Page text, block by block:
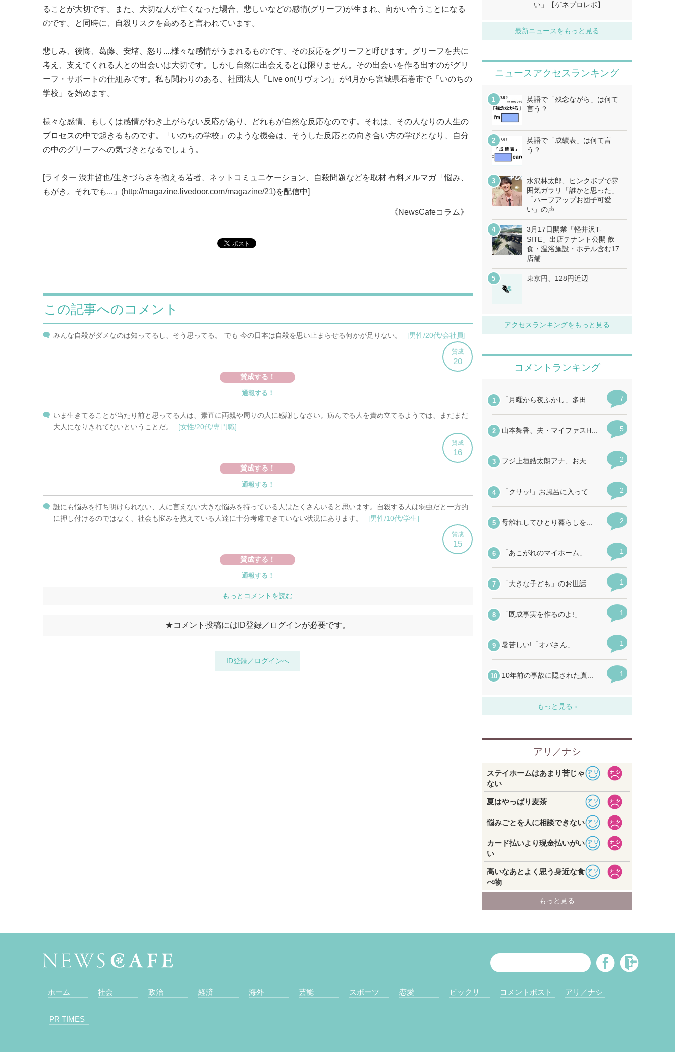
ることが大切です。また、大切な人が亡くなった場合、悲しいなどの感情(グリーフ)が生まれ、向かい合うことになる
のです。と同時に、自殺リスクを高めると言われています。
悲しみ、後悔、葛藤、安堵、怒り....様々な感情がうまれるものです。その反応をグリーフと呼びます。グリーフを共に
考え、支えてくれる人との出会いは大切です。しかし自然に出会えるとは限りません。その出会いを作る出すのがグリ
ーフ・サポートの仕組みです。私も関わりのある、社団法人「Live on(リヴォン)」が4月から宮城県石巻市で「いのちの
学校」を始めます。
様々な感情、もしくは感情がわき上がらない反応があり、どれもが自然な反応なのです。それは、その人なりの人生の
プロセスの中で起きるものです。「いのちの学校」のような機会は、そうした反応との向き合い方の学びとなり、自分
の中のグリーフへの気づきとなるでしょう。
[ライター 渋井哲也/生きづらさを抱える若者、ネットコミュニケーション、自殺問題などを取材 有料メルマガ「悩み、
もがき。それでも...」(http://magazine.livedoor.com/magazine/21)を配信中]
《NewsCafeコラム》
い」【ゲネプロレポ】
最新ニュースをもっと見る
ニュースアクセスランキング
英語で「残念ながら」は何て
言う？
英語で「成績表」は何て言
う？
水沢林太郎、ピンクボブで雰
囲気ガラリ「誰かと思った」
「ハーフアップお団子可愛
い」の声
3月17日開業「軽井沢T-
SITE」出店テナント公開 飲
食・温浴施設・ホテル含む17
店舗
東京円、128円近辺
アクセスランキングをもっと見る
ホーム 社会 政治 経済 海外 芸能 スポーツ 恋愛 ビックリ コメントポスト アリ／ナシ
PR TIMES